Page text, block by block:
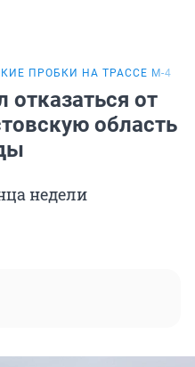
ПРОБКИ НА ТРАССЕ М-4
отказаться от
область
недели